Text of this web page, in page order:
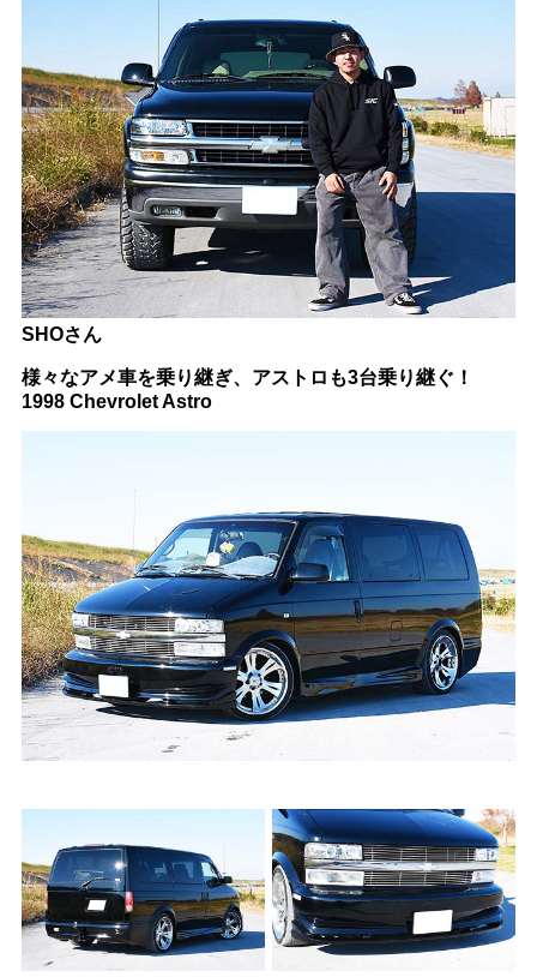
SHOさん
様々なアメ車を乗り継ぎ、アストロも3台乗り継ぐ！
1998 Chevrolet Astro